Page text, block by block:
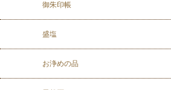
御朱印帳
盛塩
お浄めの品